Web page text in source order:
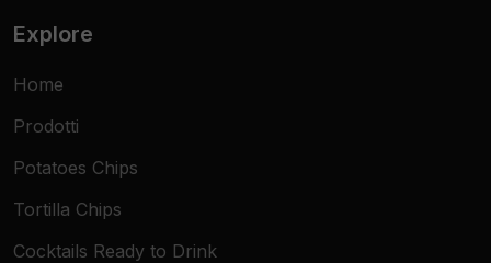
Explore
Home
Prodotti
Potatoes Chips
Tortilla Chips
Cocktails Ready to Drink